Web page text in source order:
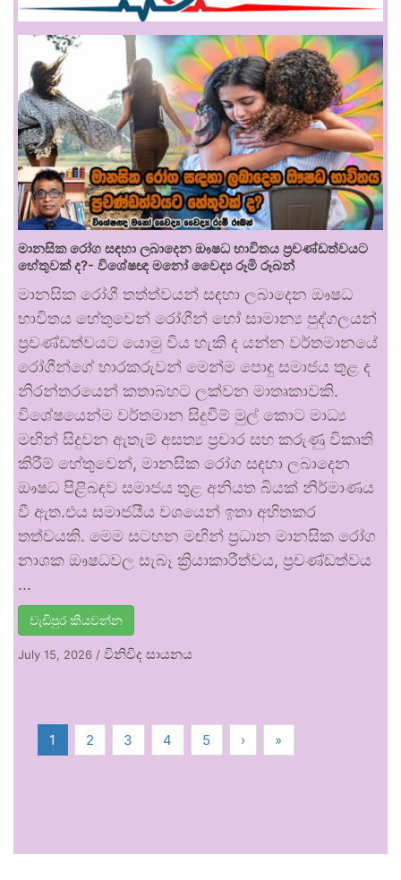
මානසික රෝග සඳහා ලබාදෙන ඖෂධ භාවිතය ප්‍රචණ්ඩත්වයට
හේතුවක් ද?- විශේෂඥ මනෝ වෛද්‍ය රූමි රූබන්
මානසික රෝගී තත්ත්වයන් සඳහා ලබාදෙන ඖෂධ
භාවිතය හේතුවෙන් රෝගීන් හෝ සාමාන්‍ය පුද්ගලයන්
ප්‍රචණ්ඩත්වයට යොමු විය හැකි ද යන්න වර්තමානයේ
රෝගීන්ගේ භාරකරුවන් මෙන්ම පොදු සමාජය තුළ ද
නිරන්තරයෙන් කතාබහට ලක්වන මාතෘකාවකි.
විශේෂයෙන්ම වර්තමාන සිදුවීම් මුල් කොට මාධ්‍ය
මඟින් සිදුවන ඇතැම් අසත්‍ය ප්‍රචාර සහ කරුණු විකෘති
කිරීම් හේතුවෙන්, මානසික රෝග සඳහා ලබාදෙන
ඖෂධ පිළිබඳව සමාජය තුළ අනියත බියක් නිර්මාණය
වී ඇත.එය සමාජයීය වශයෙන් ඉතා අහිතකර
තත්වයකි. මෙම සටහන මඟින් ප්‍රධාන මානසික රෝග
නාශක ඖෂධවල සැබෑ ක්‍රියාකාරීත්වය, ප්‍රචණ්ඩත්වය
…
වැඩිපුර කියවන්න
July 15, 2026 / විනිවිද සායනය
1 2 3 4 5 › »